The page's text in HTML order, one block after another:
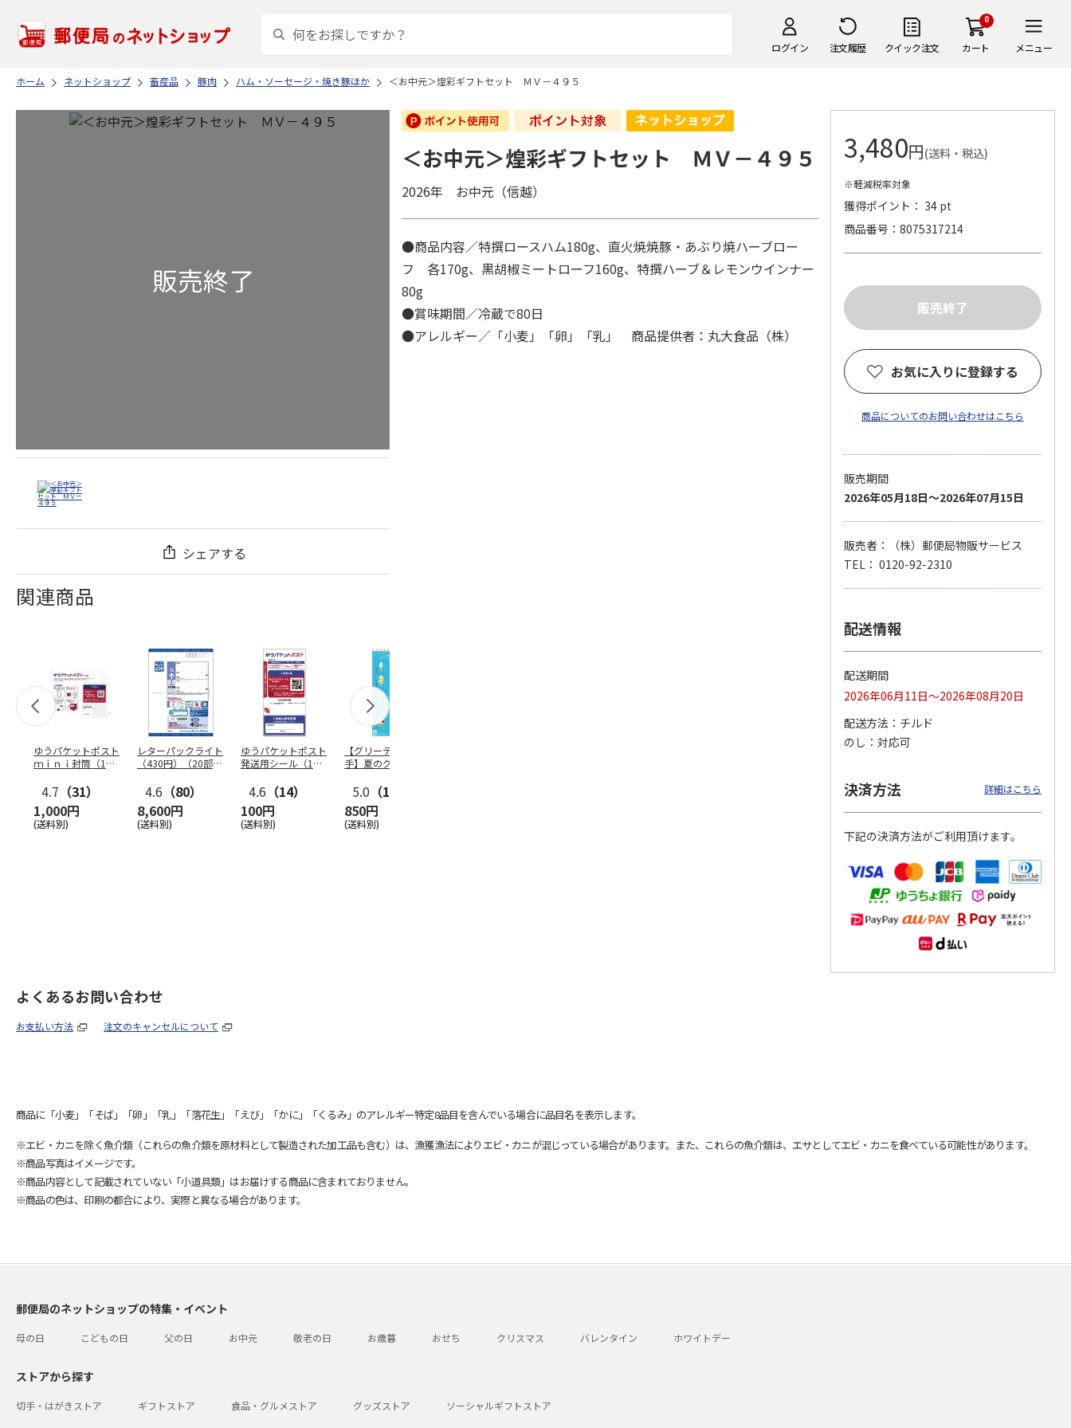
ログイン 注文履歴 クイック注文
0
カート メニュー
ホーム ネットショップ 畜産品 豚肉 ハム・ソーセージ・焼き豚ほか ＜お中元＞煌彩ギフトセット ＭＶ－４９５
シェアする
関連商品
ゆうパケットポスト
ｍｉｎｉ封筒（1個
4.7 （31）
1,000円
(送料別)
レターパックライト
（430円）（20部セ
4.6 （80）
8,600円
(送料別)
ゆうパケットポスト
発送用シール（1個
4.6 （14）
100円
(送料別)
【グリーティング切
手】夏のグリーティ
5.0 （10）
850円
(送料別)
【グリーティング切
円…
4.8（11）
5,500円
4.6（7）
11,000円
＜お中元＞煌彩ギフトセット ＭＶ－４９５
2026年 お中元（信越）
●商品内容／特撰ロースハム180g、直火焼焼豚・あぶり焼ハーブロー
フ 各170g、黒胡椒ミートローフ160g、特撰ハーブ＆レモンウインナー
80g
●賞味期間／冷蔵で80日
●アレルギー／「小麦」「卵」「乳」 商品提供者：丸大食品（株）
3,480円(送料・税込)
※軽減税率対象
獲得ポイント： 34 pt
商品番号
8075317214
お気に入りに登録する
商品についてのお問い合わせはこちら
販売期間
2026年05月18日～2026年07月15日
販売者：（株）郵便局物販サービス
TEL： 0120-92-2310
配送情報
配送期間
2026年06月11日～2026年08月20日
配送方法
チルド
のし
対応可
決済方法 詳細はこちら
下記の決済方法がご利用頂けます。
よくあるお問い合わせ
お支払い方法 注文のキャンセルについて
商品に「小麦」「そば」「卵」「乳」「落花生」「えび」「かに」「くるみ」のアレルギー特定8品目を含んでいる場合に品目名を表示します。
※エビ・カニを除く魚介類（これらの魚介類を原材料として製造された加工品も含む）は、漁獲漁法によりエビ・カニが混じっている場合があります。また、これらの魚介類は、エサとしてエビ・カニを食べている可能性があります。
※商品写真はイメージです。
※商品内容として記載されていない「小道具類」はお届けする商品に含まれておりません。
※商品の色は、印刷の都合により、実際と異なる場合があります。
郵便局のネットショップの特集・イベント
母の日 こどもの日 父の日 お中元 敬老の日 お歳暮 おせち クリスマス バレンタイン ホワイトデー
ストアから探す
切手・はがきストア ギフトストア 食品・グルメストア グッズストア ソーシャルギフトストア